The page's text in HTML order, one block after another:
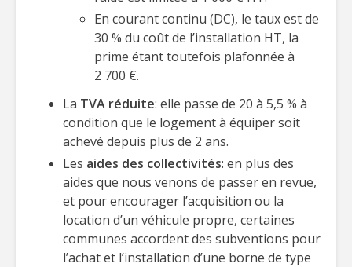
En courant continu (DC), le taux est de
30 % du coût de l’installation HT, la
prime étant toutefois plafonnée à
2 700 €.
La TVA réduite: elle passe de 20 à 5,5 % à
condition que le logement à équiper soit
achevé depuis plus de 2 ans.
Les aides des collectivités: en plus des
aides que nous venons de passer en revue,
et pour encourager l’acquisition ou la
location d’un véhicule propre, certaines
communes accordent des subventions pour
l’achat et l’installation d’une borne de type